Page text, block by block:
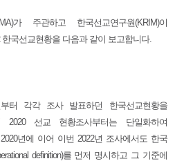
가 주관하고 한국선교연구원(KRIM)이
한국선교현황을 다음과 같이 보고합니다.
터 각각 조사 발표하던 한국선교현황을
선교 현황조사부터는 단일화하여
년에 이어 이번 2022년 조사에서도 한국
definition)를 먼저 명시하고 그 기준에